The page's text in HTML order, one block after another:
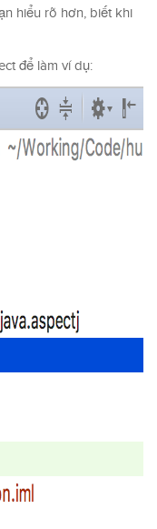
hiểu rõ hơn, biết khi
để làm ví dụ: